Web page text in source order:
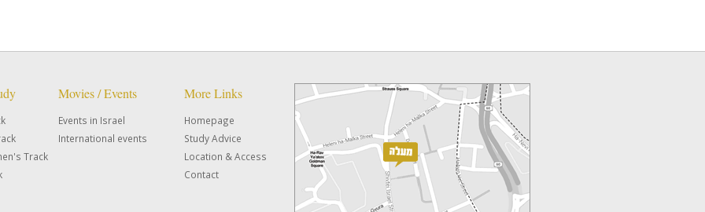
Track
Movies / Events
Events in Israel
International events
More Links
Homepage
Study Advice
Location & Access
Contact